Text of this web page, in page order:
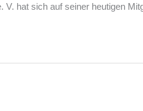
V. hat sich auf seiner heutigen